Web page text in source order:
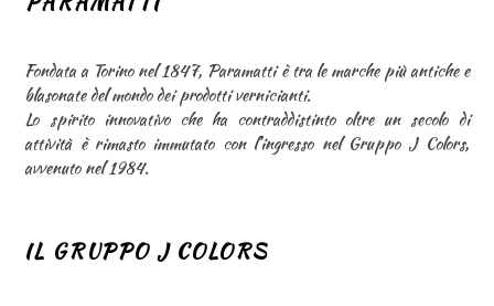
Fondata a Torino nel 1847, Paramatti è tra le marche più antiche e
blasonate del mondo dei prodotti vernicianti.
Lo spirito innovativo che ha contraddistinto oltre un secolo di
attività è rimasto immutato con l’ingresso nel Gruppo J Colors,
avvenuto nel 1984.
IL GRUPPO J COLORS